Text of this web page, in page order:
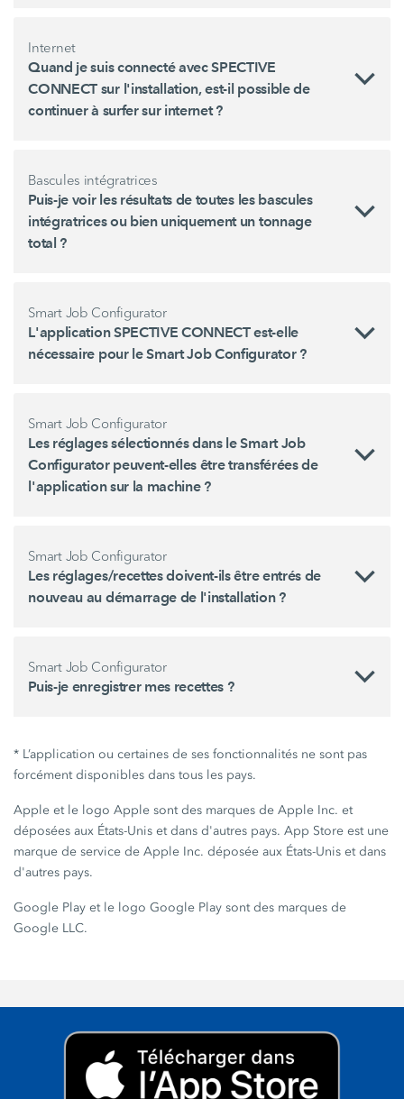
Internet
Quand je suis connecté avec SPECTIVE
CONNECT sur l'installation, est-il possible de
continuer à surfer sur internet ?
Bascules intégratrices
Puis-je voir les résultats de toutes les bascules
intégratrices ou bien uniquement un tonnage
total ?
Smart Job Configurator
L'application SPECTIVE CONNECT est-elle
nécessaire pour le Smart Job Configurator ?
Smart Job Configurator
Les réglages sélectionnés dans le Smart Job
Configurator peuvent-elles être transférées de
l'application sur la machine ?
Smart Job Configurator
Les réglages/recettes doivent-ils être entrés de
nouveau au démarrage de l'installation ?
Smart Job Configurator
Puis-je enregistrer mes recettes ?
* L’application ou certaines de ses fonctionnalités ne sont pas
forcément disponibles dans tous les pays.
Apple et le logo Apple sont des marques de Apple Inc. et
déposées aux États-Unis et dans d'autres pays. App Store est une
marque de service de Apple Inc. déposée aux États-Unis et dans
d'autres pays.
Google Play et le logo Google Play sont des marques de
Google LLC.